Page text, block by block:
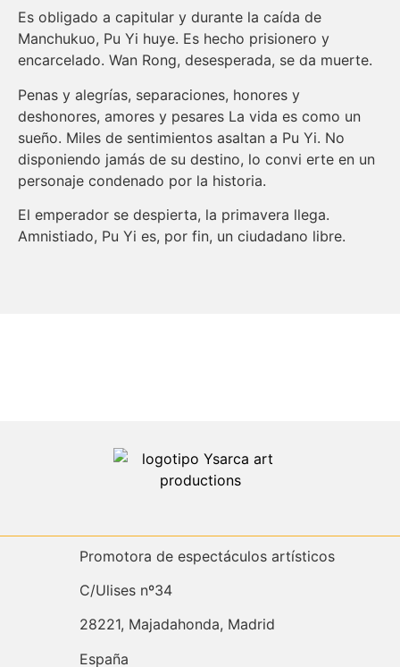
Es obligado a capitular y durante la caída de
Manchukuo, Pu Yi huye. Es hecho prisionero y
encarcelado. Wan Rong, desesperada, se da muerte.
Penas y alegrías, separaciones, honores y
deshonores, amores y pesares La vida es como un
sueño. Miles de sentimientos asaltan a Pu Yi. No
disponiendo jamás de su destino, lo convi erte en un
personaje condenado por la historia.
El emperador se despierta, la primavera llega.
Amnistiado, Pu Yi es, por fin, un ciudadano libre.
Promotora de espectáculos artísticos
C/Ulises nº34
28221, Majadahonda, Madrid
España